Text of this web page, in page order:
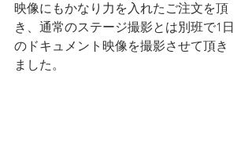
映像にもかなり力を入れたご注文を頂
き、通常のステージ撮影とは別班で1日
のドキュメント映像を撮影させて頂き
ました。